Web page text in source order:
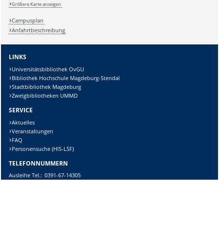
Größere Karte anzeigen
Campusplan
Anfahrtbeschreibung
LINKS
Universitätsbibliothek OvGU
Bibliothek Hochschule Magdeburg-Stendal
Stadtbibliothek Magdeburg
Zweigbibliotheken UMMD
SERVICE
Aktuelles
Veranstaltungen
FAQ
Personensuche (HIS-LSF)
TELEFONNUMMERN
AusleiheTel.: 0391-67-14305